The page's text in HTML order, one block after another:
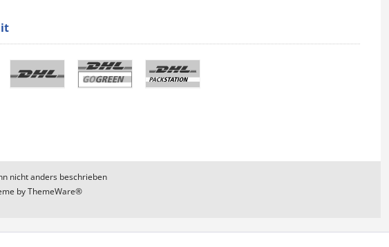
nicht anders beschrieben
byThemeWare®